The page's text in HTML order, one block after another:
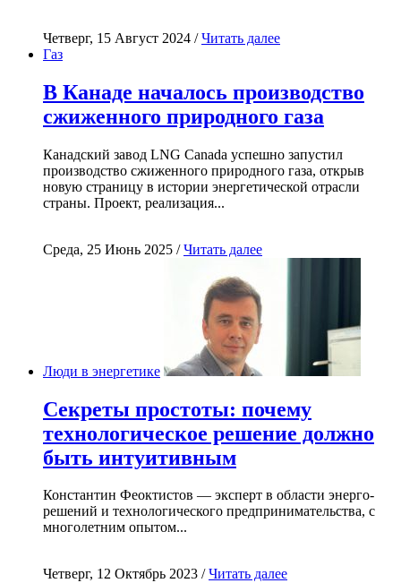
Четверг, 15 Август 2024 /Читать далее
Газ
В Канаде началось производство
сжиженного природного газа
Канадский завод LNG Canada успешно запустил
производство сжиженного природного газа, открыв
новую страницу в истории энергетической отрасли
страны. Проект, реализация...
Среда, 25 Июнь 2025 /Читать далее
Люди в энергетике
Секреты простоты: почему
технологическое решение должно
быть интуитивным
Константин Феоктистов — эксперт в области энерго-
решений и технологического предпринимательства, с
многолетним опытом...
Четверг, 12 Октябрь 2023 /Читать далее